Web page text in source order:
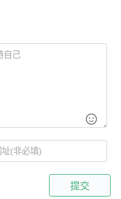
提交